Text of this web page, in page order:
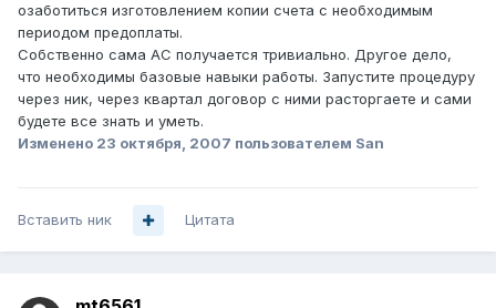
озаботиться изготовлением копии счета с необходимым
периодом предоплаты.
Собственно сама АС получается тривиально. Другое дело,
что необходимы базовые навыки работы. Запустите процедуру
через ник, через квартал договор с ними расторгаете и сами
будете все знать и уметь.
Изменено 23 октября, 2007 пользователем San
Вставить ник Цитата